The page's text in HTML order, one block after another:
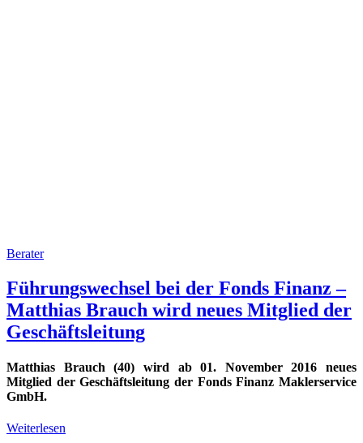
Berater
Führungswechsel bei der Fonds Finanz –
Matthias Brauch wird neues Mitglied der
Geschäftsleitung
Matthias Brauch (40) wird ab 01. November 2016 neues
Mitglied der Geschäftsleitung der Fonds Finanz Maklerservice
GmbH.
Weiterlesen